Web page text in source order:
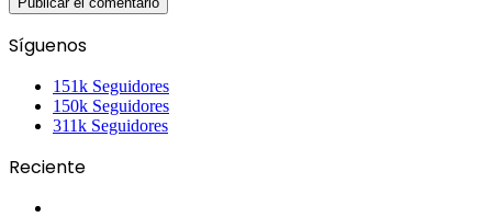
Síguenos
151k Seguidores
150k Seguidores
311k Seguidores
Reciente